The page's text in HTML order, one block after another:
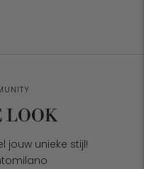
LOOK
jouw unieke stijl!